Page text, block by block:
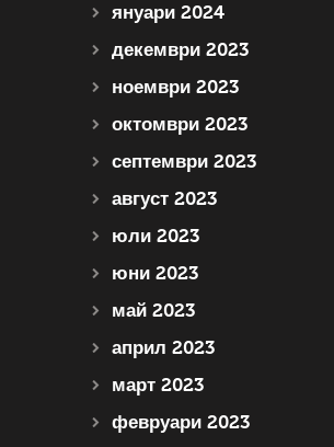
януари 2024
декември 2023
ноември 2023
октомври 2023
септември 2023
август 2023
юли 2023
юни 2023
май 2023
април 2023
март 2023
февруари 2023